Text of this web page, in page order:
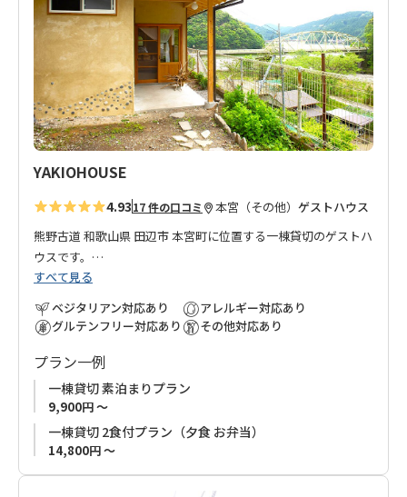
り
に
追
加
YAKIOHOUSE
4.9317 件の口コミ 本宮（その他） ゲストハウス
熊野古道 和歌山県 田辺市 本宮町に位置する一棟貸切のゲストハ
ウスです。
旅行好きのオーナーが、和歌山県を5年かけて周り、本宮町を気
に入り家族で移住。
自宅の離れを改装してオープンしたゲストハウスです。
熊野三山のひとつである「熊野本宮大社」からバスで10分以
内。
本宮方面から高野山へ向かう熊野古道小辺路の登山口にも面し
ており、中辺路、小辺路歩きの両方に好アクセスの立地。
小さな集落の高台に位置し、一棟貸切なので他のお客様を気に
すべて見る
ベジタリアン対応あり
グルテンフリー対応あり
アレルギー対応あり
その他対応あり
プラン一例
一棟貸切 素泊まりプラン
9,900円 ～
一棟貸切 2食付プラン（夕食 お弁当）
14,800円 ～